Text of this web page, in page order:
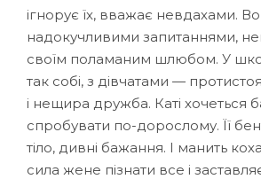
ігнорує їх, вважає невдахами.
надокучливими запитаннями,
своїм поламаним шлюбом. У
так собі, з дівчатами —
і нещира дружба. Каті хочеться
спробувати по-дорослому. Її
тіло, дивні бажання. І манить
сила жене пізнати все і